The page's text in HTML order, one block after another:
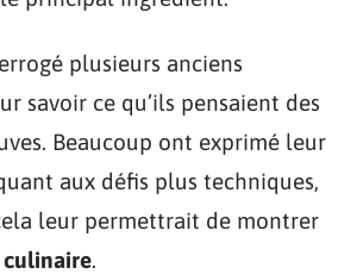
plusieurs anciens
savoir ce qu’ils pensaient des
Beaucoup ont exprimé leur
aux défis plus techniques,
leur permettrait de montrer
.